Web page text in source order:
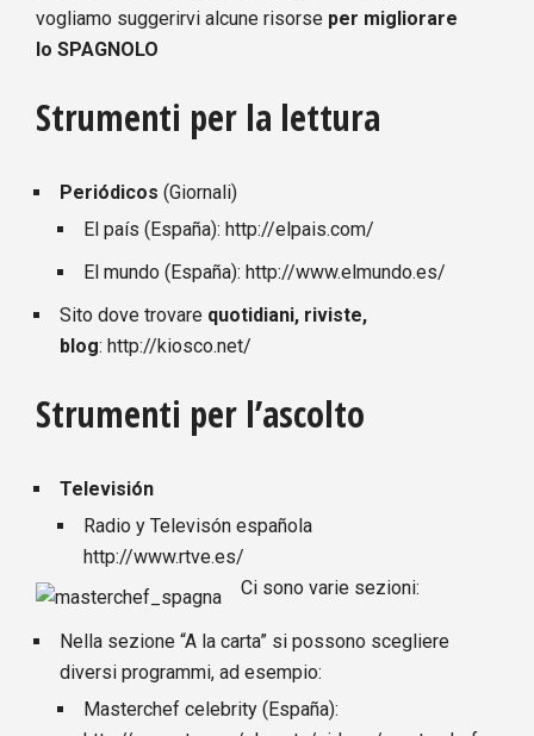
vogliamo suggerirvi alcune risorse per migliorare
lo SPAGNOLO
Strumenti per la lettura
Periódicos (Giornali)
El país (España): http://elpais.com/
El mundo (España): http://www.elmundo.es/
Sito dove trovare quotidiani, riviste,
blog: http://kiosco.net/
Strumenti per l’ascolto
Televisión
Radio y Televisón española
http://www.rtve.es/
Ci sono varie sezioni:
Nella sezione “A la carta” si possono scegliere
diversi programmi, ad esempio:
Masterchef celebrity (España):